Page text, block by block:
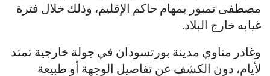
مصطفى تمبور بمهام حاكم الإقليم، وذلك خلال فترة
غيابه خارج البلاد.
وغادر مناوي مدينة بورتسودان في جولة خارجية تمتد
لأيام، دون الكشف عن تفاصيل الوجهة أو طبيعة